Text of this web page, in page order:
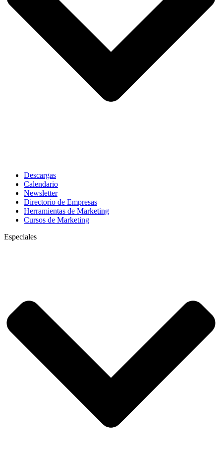
Descargas
Calendario
Newsletter
Directorio de Empresas
Herramientas de Marketing
Cursos de Marketing
Especiales